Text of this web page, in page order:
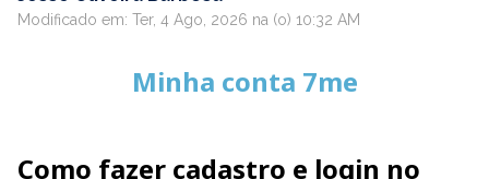
Modificado em: Ter, 4 Ago, 2026 na (o) 10:32 AM
Minha conta 7me
Como fazer cadastro e login no